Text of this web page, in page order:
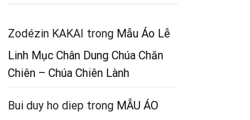
Zodézin KAKAI trong Mẫu Áo Lễ
Linh Mục Chân Dung Chúa Chăn
Chiên – Chúa Chiên Lành
Bui duy ho diep trong MẪU ÁO